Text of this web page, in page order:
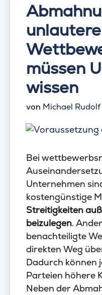
müssen
wissen
von Michael Rudolf
Bei
Unternehmen
kostengünstige
Streitigkeiten
beizulegen.
benachteiligte
direkten Weg
Dadurch können
Parteien höhere
Neben der